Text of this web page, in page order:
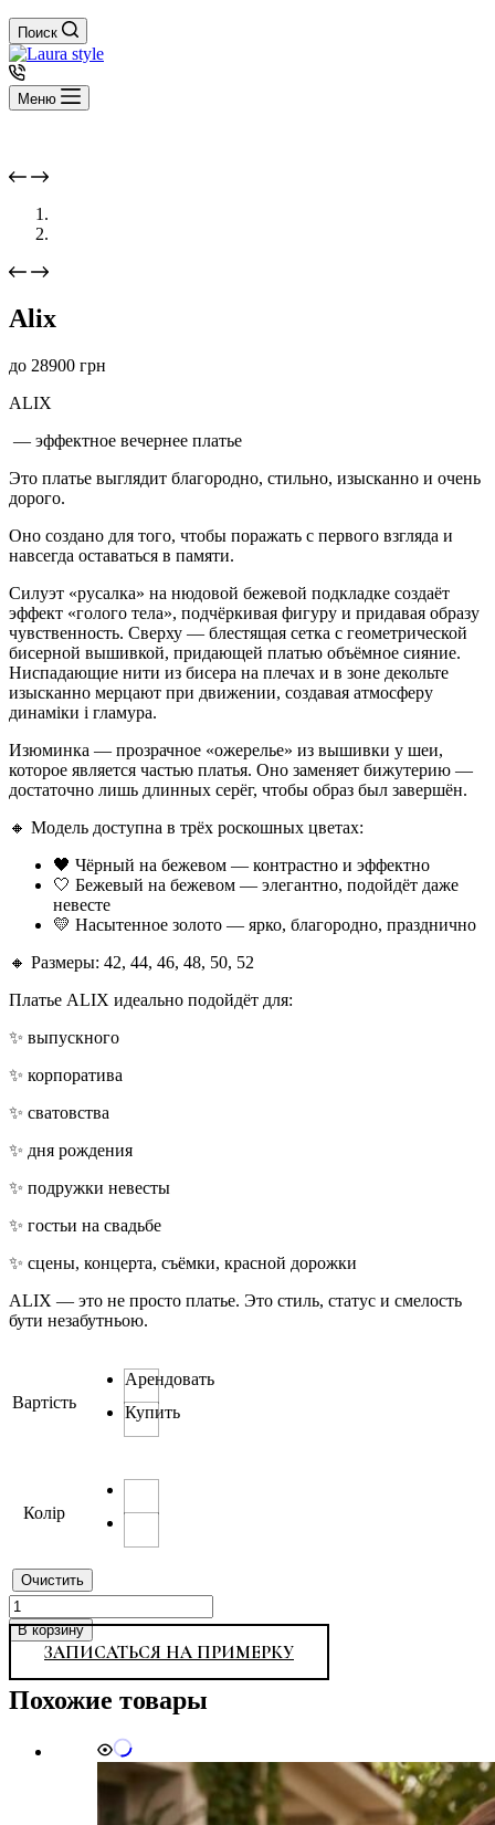
Поиск
Меню
Alix
до 28900 грн
ALIX
— эффектное вечернее платье
Это платье выглядит благородно, стильно, изысканно и очень
дорого.
Оно создано для того, чтобы поражать с первого взгляда и
навсегда оставаться в памяти.
Силуэт «русалка» на нюдовой бежевой подкладке создаёт
эффект «голого тела», подчёркивая фигуру и придавая образу
чувственность. Сверху — блестящая сетка с геометрической
бисерной вышивкой, придающей платью объёмное сияние.
Ниспадающие нити из бисера на плечах и в зоне декольте
изысканно мерцают при движении, создавая атмосферу
динаміки і гламура.
Изюминка — прозрачное «ожерелье» из вышивки у шеи,
которое является частью платья. Оно заменяет бижутерию —
достаточно лишь длинных серёг, чтобы образ был завершён.
🔸 Модель доступна в трёх роскошных цветах:
🖤 Чёрный на бежевом — контрастно и эффектно
🤍 Бежевый на бежевом — элегантно, подойдёт даже
невесте
💛 Насытeнное золото — ярко, благородно, празднично
🔸 Размеры: 42, 44, 46, 48, 50, 52
Платье ALIX идеально подойдёт для:
✨ выпускного
✨ корпоратива
✨ сватовства
✨ дня рождения
✨ подружки невесты
✨ гостьи на свадьбе
✨ сцены, концерта, съёмки, красной дорожки
ALIX — это не просто платье. Это стиль, статус и смелость
бути незабутньою.
Вартість
Арендовать
Купить
Колір
Очистить
Количество
товара
Alix
В корзину
ЗАПИСАТЬСЯ НА ПРИМЕРКУ
Похожие товары